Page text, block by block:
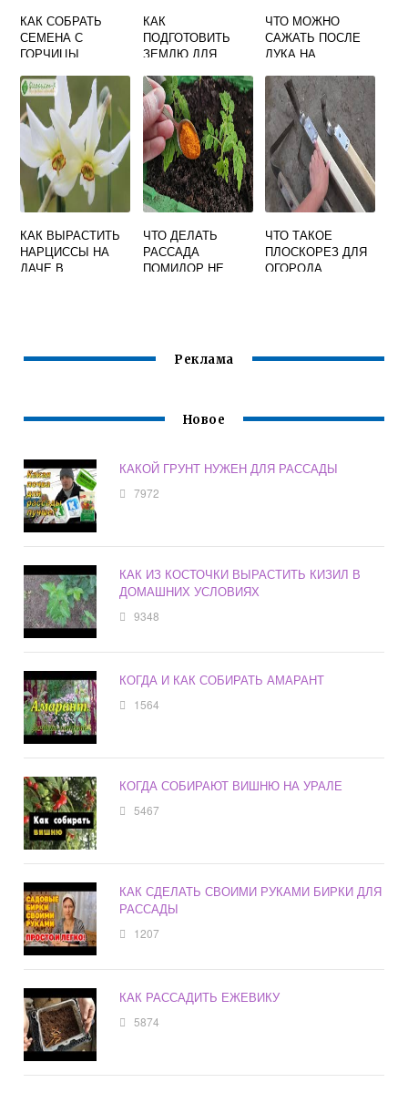
КАК СОБРАТЬ
СЕМЕНА С
ГОРЧИЦЫ
КАК
ПОДГОТОВИТЬ
ЗЕМЛЮ ДЛЯ
РАССАДЫ
ЧТО МОЖНО
САЖАТЬ ПОСЛЕ
ЛУКА НА
В ОТКРЫТОМ
ГРУНТЕ ИЗ
ОВОЩЕЙ
ТАБЛИЦА
КАК ВЫРАСТИТЬ
НАРЦИССЫ НА
ДАЧЕ В
ЧТО ДЕЛАТЬ
РАССАДА
ПОМИДОР НЕ
ЧТО ТАКОЕ
ПЛОСКОРЕЗ ДЛЯ
ОГОРОДА
Реклама
Новое
КАКОЙ ГРУНТ НУЖЕН ДЛЯ РАССАДЫ
7972
КАК ИЗ КОСТОЧКИ ВЫРАСТИТЬ КИЗИЛ В
ДОМАШНИХ УСЛОВИЯХ
9348
КОГДА И КАК СОБИРАТЬ АМАРАНТ
1564
КОГДА СОБИРАЮТ ВИШНЮ НА УРАЛЕ
5467
КАК СДЕЛАТЬ СВОИМИ РУКАМИ БИРКИ ДЛЯ
РАССАДЫ
1207
КАК РАССАДИТЬ ЕЖЕВИКУ
5874